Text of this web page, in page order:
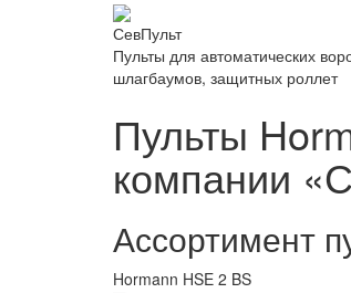
СевПульт
Пульты для автоматических
шлагбаумов, защитных роллет
Пульты
компании
Ассортимент
Hormann HSE 2 BS